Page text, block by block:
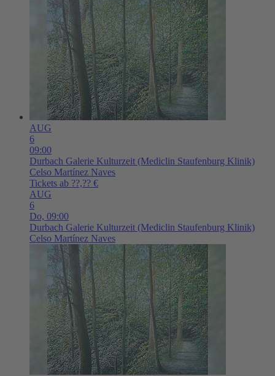
AUG
6
09:00
Durbach Galerie Kulturzeit (Mediclin Staufenburg Klinik)
Celso Martínez Naves
Tickets ab ??,?? €
AUG
6
Do, 09:00
Durbach Galerie Kulturzeit (Mediclin Staufenburg Klinik)
Celso Martínez Naves